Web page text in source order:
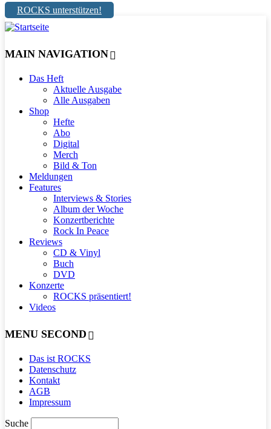
ROCKS unterstützen!
MAIN NAVIGATION
Das Heft
Aktuelle Ausgabe
Alle Ausgaben
Shop
Hefte
Abo
Digital
Merch
Bild & Ton
Meldungen
Features
Interviews & Stories
Album der Woche
Konzertberichte
Rock In Peace
Reviews
CD & Vinyl
Buch
DVD
Konzerte
ROCKS präsentiert!
Videos
MENU SECOND
Das ist ROCKS
Datenschutz
Kontakt
AGB
Impressum
Suche